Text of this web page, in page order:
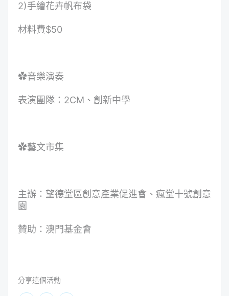
2)手繪花卉帆布袋
材料費$50
✿音樂演奏
表演團隊：2CM、創新中學
✿藝文市集
主辦：望德堂區創意產業促進會、瘋堂十號創意
園
贊助：澳門基金會
分享這個活動